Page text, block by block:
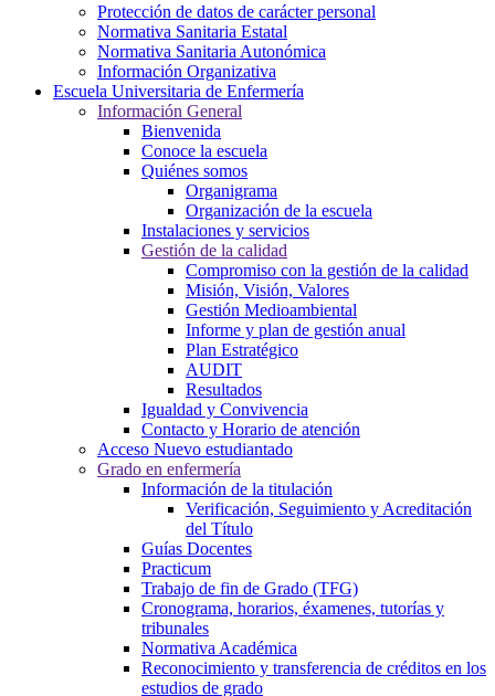
Protección de datos de carácter personal
Normativa Sanitaria Estatal
Normativa Sanitaria Autonómica
Información Organizativa
Escuela Universitaria de Enfermería
Información General
Bienvenida
Conoce la escuela
Quiénes somos
Organigrama
Organización de la escuela
Instalaciones y servicios
Gestión de la calidad
Compromiso con la gestión de la calidad
Misión, Visión, Valores
Gestión Medioambiental
Informe y plan de gestión anual
Plan Estratégico
AUDIT
Resultados
Igualdad y Convivencia
Contacto y Horario de atención
Acceso Nuevo estudiantado
Grado en enfermería
Información de la titulación
Verificación, Seguimiento y Acreditación
del Título
Guías Docentes
Practicum
Trabajo de fin de Grado (TFG)
Cronograma, horarios, éxamenes, tutorías y
tribunales
Normativa Académica
Reconocimiento y transferencia de créditos en los
estudios de grado